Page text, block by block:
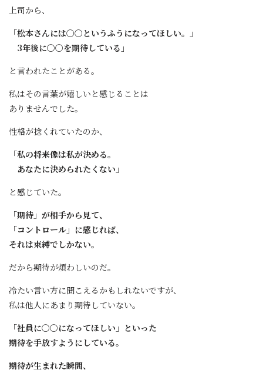
上司から、
「松本さんには〇〇というふうになってほしい。」
3年後に〇〇を期待している」
と言われたことがある。
私はその言葉が嬉しいと感じることは
ありませんでした。
性格が捻くれていたのか、
「私の将来像は私が決める。
あなたに決められたくない」
と感じていた。
「期待」が相手から見て、
「コントロール」に感じれば、
それは束縛でしかない。
だから期待が煩わしいのだ。
冷たい言い方に聞こえるかもしれないですが、
私は他人にあまり期待していない。
「社員に〇〇になってほしい」といった
期待を手放すようにしている。
期待が生まれた瞬間、